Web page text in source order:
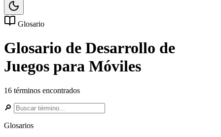
Glosario
Glosario de Desarrollo de
Juegos para Móviles
16 términos encontrados
🔎
Glosarios